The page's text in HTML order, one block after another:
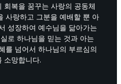
회복을 꿈꾸는 사랑의 공동체
사랑하고 그분을 예배할 뿐 아
성장하여 예수님을 닮아가는
로 하나님을 믿는 것과 아는
를 넘어서 하나님의 부르심의
소망합니다.